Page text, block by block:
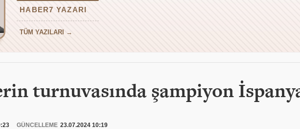
HABER7 YAZARI
TÜM YAZILARI →
turnuvasında şampiyon
GÜNCELLEME 23.07.2024 10:19